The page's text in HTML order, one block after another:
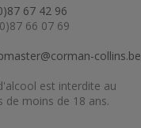
67 42 96
66 07 69
collins.be
est interdite au
de moins de 18 ans.